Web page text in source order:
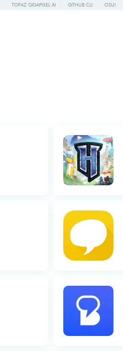
TOPAZ GIGAPIXEL AI GITHUB CLI OSU!